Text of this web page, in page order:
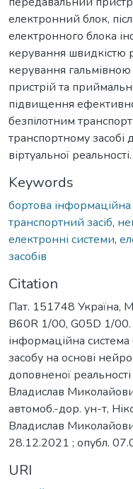
електронний блок,
електронного блока
керування швидкістю
керування
пристрій та
підвищення
безпілотним
транспортному
віртуальної реальності.
Keywords
бортова інформаційна
транспортний засіб,
електронні системи,
засобів
Citation
Пат. 151748
B60R 1/00, G05D 1/00.
інформаційна система
засобу на основі
доповненої
Владислав
автомоб.-дор. ун-т,
Владислав
28.12.2021 ; опубл.
URI